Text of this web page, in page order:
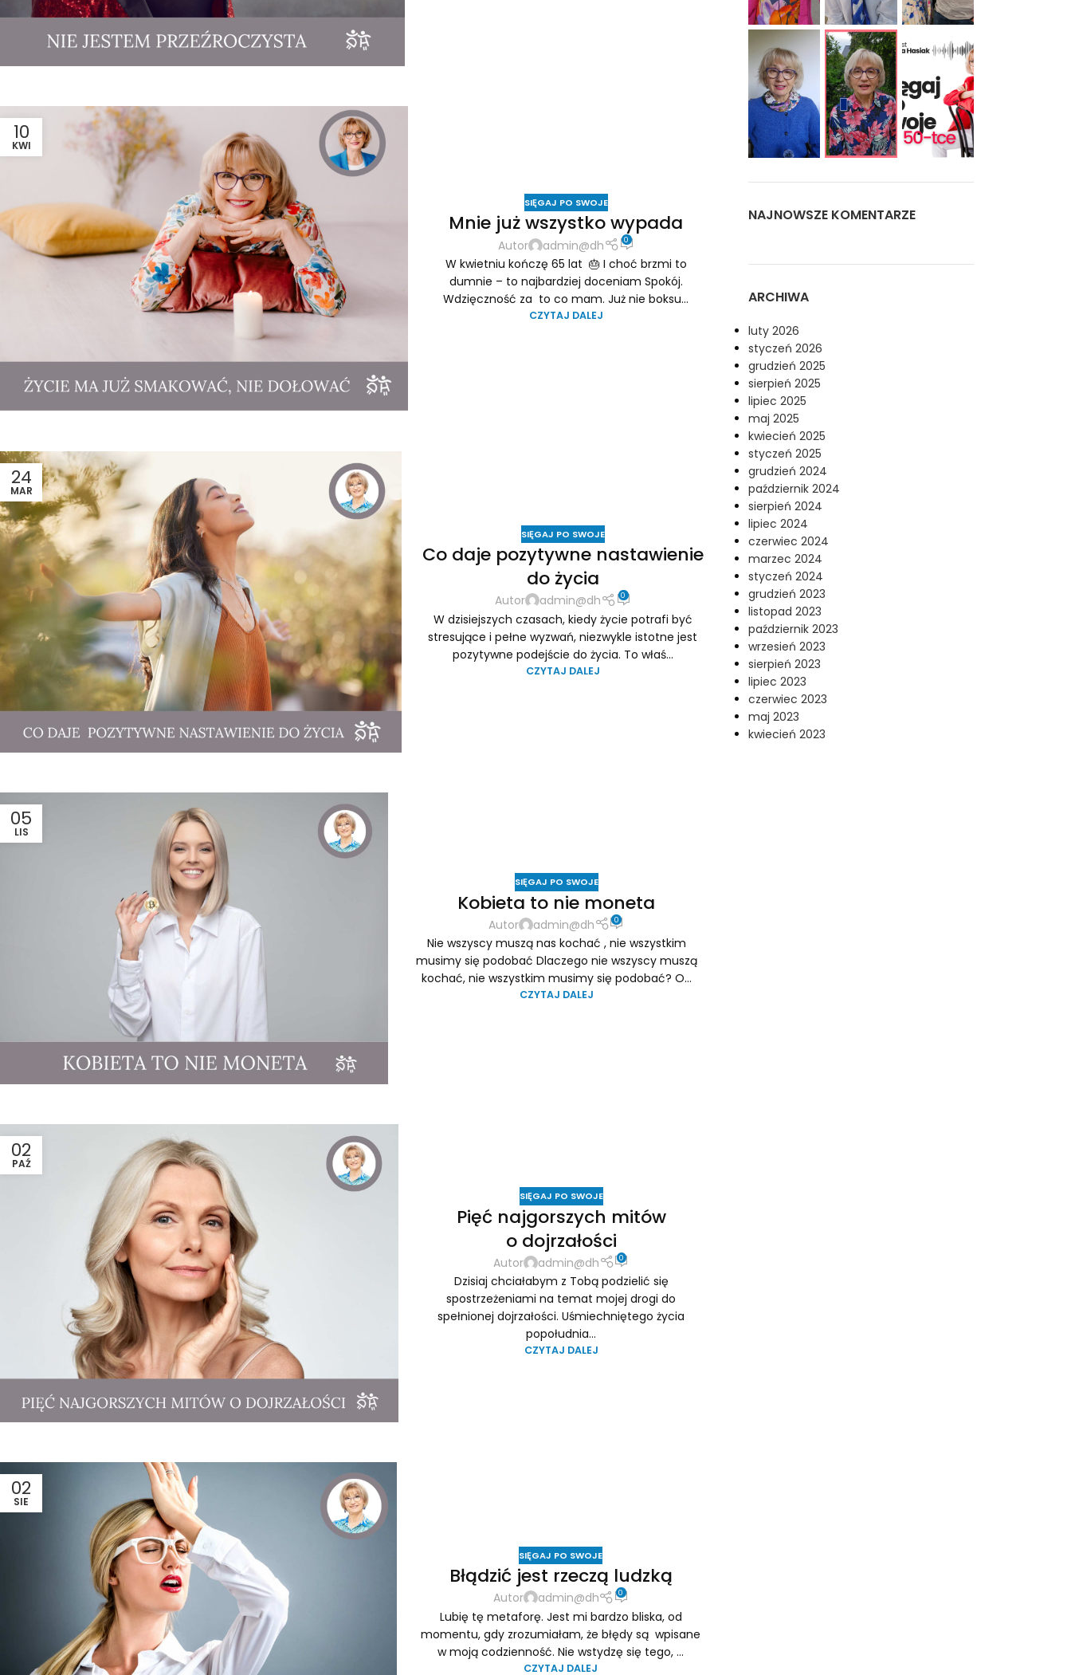
10
KWI
SIĘGAJ PO SWOJE
Mnie już wszystko wypada
Autor admin@dh 0
W kwietniu kończę 65 lat 🎂 I choć brzmi to
dumnie – to najbardziej doceniam Spokój.
Wdzięczność za to co mam. Już nie boksu...
CZYTAJ DALEJ
24
MAR
SIĘGAJ PO SWOJE
Co daje pozytywne nastawienie
do życia
Autor admin@dh 0
W dzisiejszych czasach, kiedy życie potrafi być
stresujące i pełne wyzwań, niezwykle istotne jest
pozytywne podejście do życia. To właś...
CZYTAJ DALEJ
05
LIS
SIĘGAJ PO SWOJE
Kobieta to nie moneta
Autor admin@dh 0
Nie wszyscy muszą nas kochać , nie wszystkim
musimy się podobać Dlaczego nie wszyscy muszą
kochać, nie wszystkim musimy się podobać? O...
CZYTAJ DALEJ
02
PAŹ
SIĘGAJ PO SWOJE
Pięć najgorszych mitów
o dojrzałości
Autor admin@dh 0
Dzisiaj chciałabym z Tobą podzielić się
spostrzeżeniami na temat mojej drogi do
spełnionej dojrzałości. Uśmiechniętego życia
popołudnia...
CZYTAJ DALEJ
02
SIE
SIĘGAJ PO SWOJE
Błądzić jest rzeczą ludzką
Autor admin@dh 0
Lubię tę metaforę. Jest mi bardzo bliska, od
momentu, gdy zrozumiałam, że błędy są wpisane
w moją codzienność. Nie wstydzę się tego, ...
CZYTAJ DALEJ
NAJNOWSZE KOMENTARZE
ARCHIWA
luty 2026
styczeń 2026
grudzień 2025
sierpień 2025
lipiec 2025
maj 2025
kwiecień 2025
styczeń 2025
grudzień 2024
październik 2024
sierpień 2024
lipiec 2024
czerwiec 2024
marzec 2024
styczeń 2024
grudzień 2023
listopad 2023
październik 2023
wrzesień 2023
sierpień 2023
lipiec 2023
czerwiec 2023
maj 2023
kwiecień 2023